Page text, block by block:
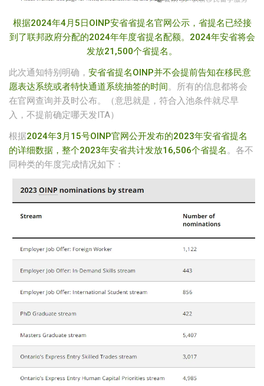
根据2024年4月5日OINP安省省提名官网公示，省提名已经接
到了联邦政府分配的2024年年度省提名配额。2024年安省将会
发放21,500个省提名。
此次通知特别明确， 安省省提名OINP并不会提前告知在移民意
愿表达系统或者特快通道系统抽签的时间。所有的信息都将会
在官网查询并及时公布。（意思就是，符合入池条件就尽早
入，不提前确定哪天发ITA）
根据2024年3月15号OINP官网公开发布的2023年安省省提名
的详细数据，整个2023年安省共计发放16,506个省提名。各不
同种类的年度完成情况如下：